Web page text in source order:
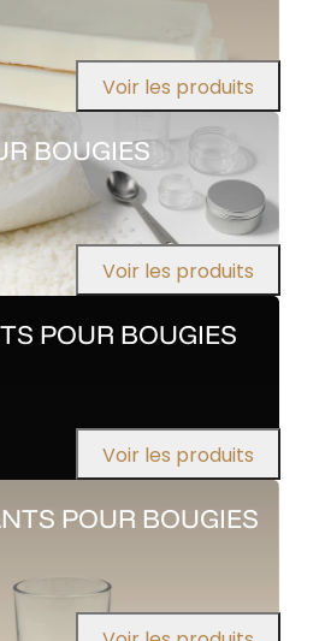
Voir les produits
BOUGIES
Voir les produits
POUR BOUGIES
Voir les produits
POUR BOUGIES